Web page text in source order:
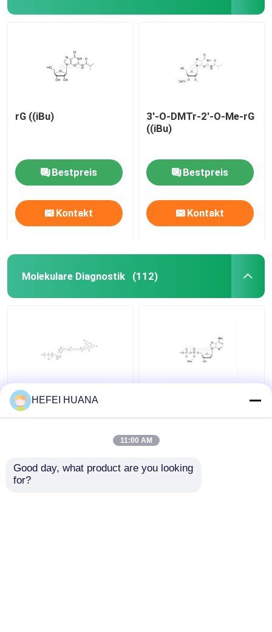
rG ((iBu)
Bestpreis
Kontakt
3'-O-DMTr-2'-O-Me-rG
((iBu)
Bestpreis
Kontakt
Molekulare Diagnostik (112)
Fluorescein-12-dUTP
1mM Natriumlösung
HEFEI HUANA
11:00 AM
Good day, what product are you looking
for?